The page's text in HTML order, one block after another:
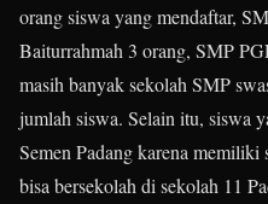
orang siswa yang mendaftar,
Baiturrahmah 3 orang, SMP
masih banyak sekolah SMP
jumlah siswa. Selain itu, siswa
Semen Padang karena memiliki
bisa bersekolah di sekolah 11